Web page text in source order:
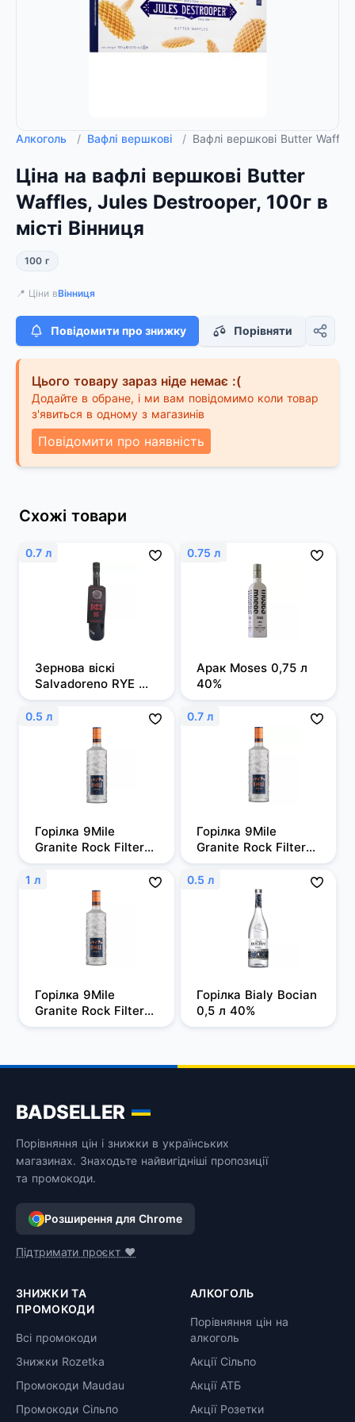
Алкоголь / Вафлі вершкові / Вафлі вершкові Butter
Ціна на вафлі вершкові Butter
Waffles, Jules Destrooper, 100г в
місті Вінниця
100 г
📍 Ціни вВінниця
Повідомити про знижку Порівняти
Цього товару зараз ніде немає :(
Додайте в обране, і ми вам повідомимо коли товар
з'явиться в одному з магазинів
Повідомити про наявність
Схожі товари
0.7 л
Зернова віскі
Salvadoreno RYE
0,7л 50%
0.75 л
Арак Moses 0,75 л
40%
0.5 л
Горілка 9Mile
Granite Rock Filtered
0,5л, 37,5%
0.7 л
Горілка 9Mile
Granite Rock Filtered
0,7 л, 37,5%
1 л
Горілка 9Mile
Granite Rock Filtered
1 л, 37,5%
0.5 л
Горілка Bialy Bocian
0,5 л 40%
BADSELLER
Порівняння цін і знижки в українських
магазинах. Знаходьте найвигідніші пропозиції
та промокоди.
Розширення для Chrome
Підтримати проєкт ❤️
ЗНИЖКИ ТА
ПРОМОКОДИ
Всі промокоди
Знижки Rozetka
Промокоди Maudau
Промокоди Сільпо
АЛКОГОЛЬ
Порівняння цін на
алкоголь
Акції Сільпо
Акції АТБ
Акції Розетки